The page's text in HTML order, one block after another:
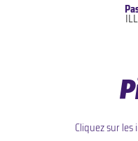
Cliquez sur